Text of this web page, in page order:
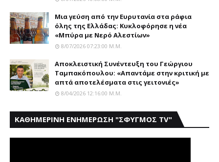
Mια γεύση από την Eυρυτανία στα ράφια
όλης της Ελλάδας: Κυκλοφόρησε η νέα
«Μπύρα με Nερό Aλεστίων»
8/07/2026 07:23:00 Μ.μ.
Αποκλειστική Συνέντευξη του Γεώργιου
Ταμπακόπουλου: «Απαντάμε στην κριτική με
απτά αποτελέσματα στις γειτονιές»
8/04/2026 12:16:00 Μ.μ.
ΚΑΘΗΜΕΡΙΝΗ ΕΝΗΜΕΡΩΣΗ "ΣΦΥΓΜΟΣ TV"